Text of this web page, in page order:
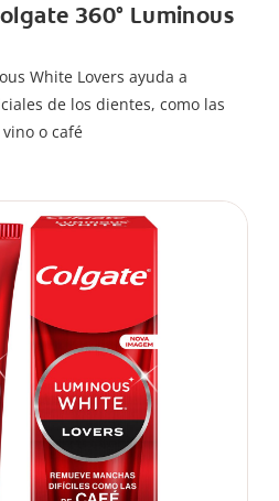
360° Luminous
White Lovers ayuda a
de los dientes, como las
o café